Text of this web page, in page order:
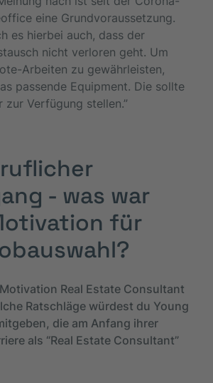
eine Grundvoraussetzung.
es hierbei auch, dass der
nicht verloren geht. Um
Arbeiten zu gewährleisten,
passende Equipment. Die sollte
Verfügung stellen.”
- was war
für
Real Estate Consultant
Ratschläge würdest du Young
die am Anfang ihrer
als “Real Estate Consultant”